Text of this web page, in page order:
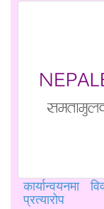
कार्यान्वयनमा
प्रत्यारोप